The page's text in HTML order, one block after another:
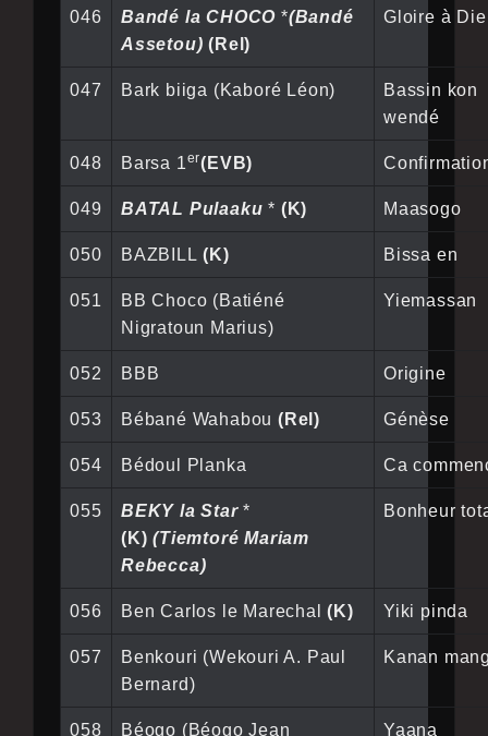
046 Bandé la CHOCO *(Bandé
Assetou) (Rel)
Gloire à
047 Bark biiga (Kaboré Léon)
Bassin kon
wendé
048 Barsa 1er(EVB)
049 BATAL Pulaaku* (K) Maasogo
050 BAZBILL(K) Bissa en
051
BB Choco (Batiéné
Nigratoun Marius)
Yiemassan
052 BBB Origine
053 Bébané Wahabou (Rel) Génèse
054 Bédoul Planka Ca
055 BEKY la Star*
(K) (Tiemtoré Mariam
Rebecca)
Bonheur
056 Ben Carlos le Marechal(K) Yiki pinda
057
Benkouri (Wekouri A. Paul
Bernard)
Kanan
058
Béogo (Béogo Jean
Yaana